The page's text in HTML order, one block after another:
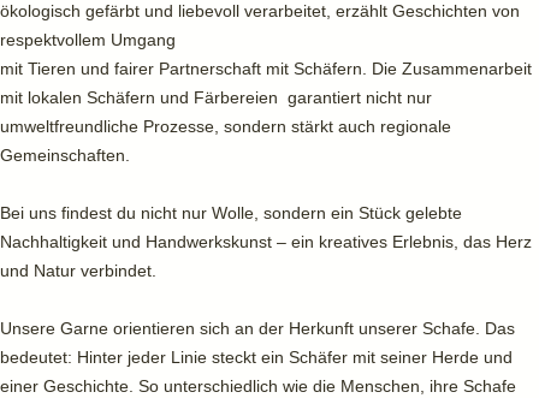
ökologisch gefärbt und liebevoll verarbeitet, erzählt Geschichten von
respektvollem Umgang
mit Tieren und fairer Partnerschaft mit Schäfern. Die Zusammenarbeit
mit lokalen Schäfern und Färbereien garantiert nicht nur
umweltfreundliche Prozesse, sondern stärkt auch regionale
Gemeinschaften.
Bei uns findest du nicht nur Wolle, sondern ein Stück gelebte
Nachhaltigkeit und Handwerkskunst – ein kreatives Erlebnis, das Herz
und Natur verbindet.
Unsere Garne orientieren sich an der Herkunft unserer Schafe. Das
bedeutet: Hinter jeder Linie steckt ein Schäfer mit seiner Herde und
einer Geschichte. So unterschiedlich wie die Menschen, ihre Schafe